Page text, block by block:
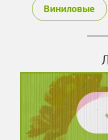
Виниловые